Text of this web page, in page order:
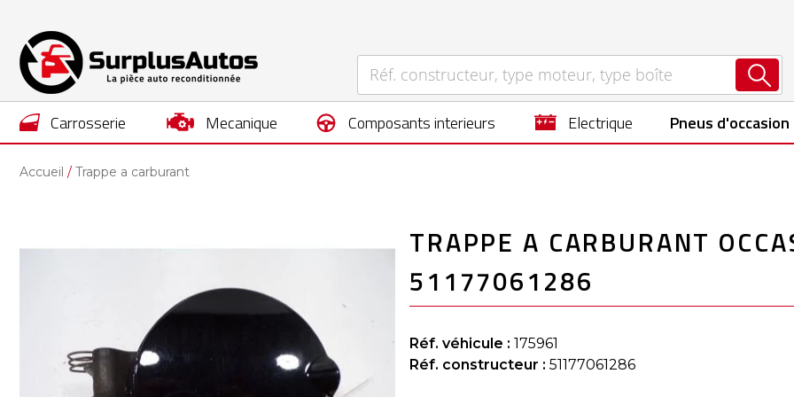
carrosserie mecanique composants interieurs electrique Pneus d'occasion
Accueil Trappe a carburant
TRAPPE A CARBURANT
51177061286
Réf. véhicule : 175961
Réf. constructeur : 51177061286